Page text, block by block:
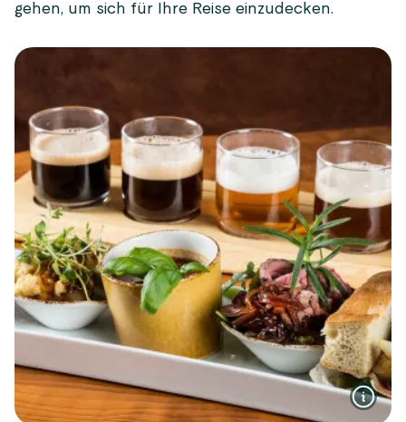
gehen, um sich für Ihre Reise einzudecken.